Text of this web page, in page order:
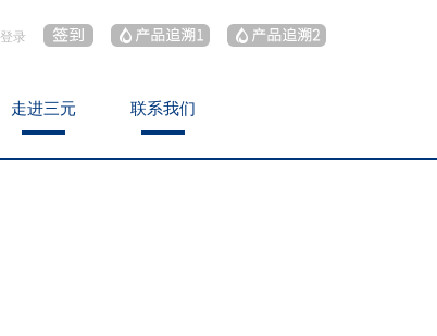
登录
走进三元
走进三元 联系我们
联系我们